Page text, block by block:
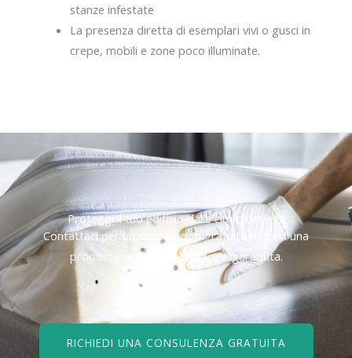
stanze infestate
La presenza diretta di esemplari vivi o gusci in
crepe, mobili e zone poco illuminate.
Proteggi il tuo edificio dalle cimici dei letti
Contattaci per un sopralluogo gratuito e ricevi una
proposta su misura, efficace e garantita.
RICHIEDI UNA CONSULENZA GRATUITA